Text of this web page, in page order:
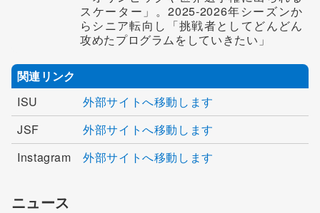
スケーター」。2025-2026年シーズンか
らシニア転向し「挑戦者としてどんどん
攻めたプログラムをしていきたい」
関連リンク
ISU
外部サイトへ移動します
JSF
外部サイトへ移動します
Instagram
外部サイトへ移動します
ニュース